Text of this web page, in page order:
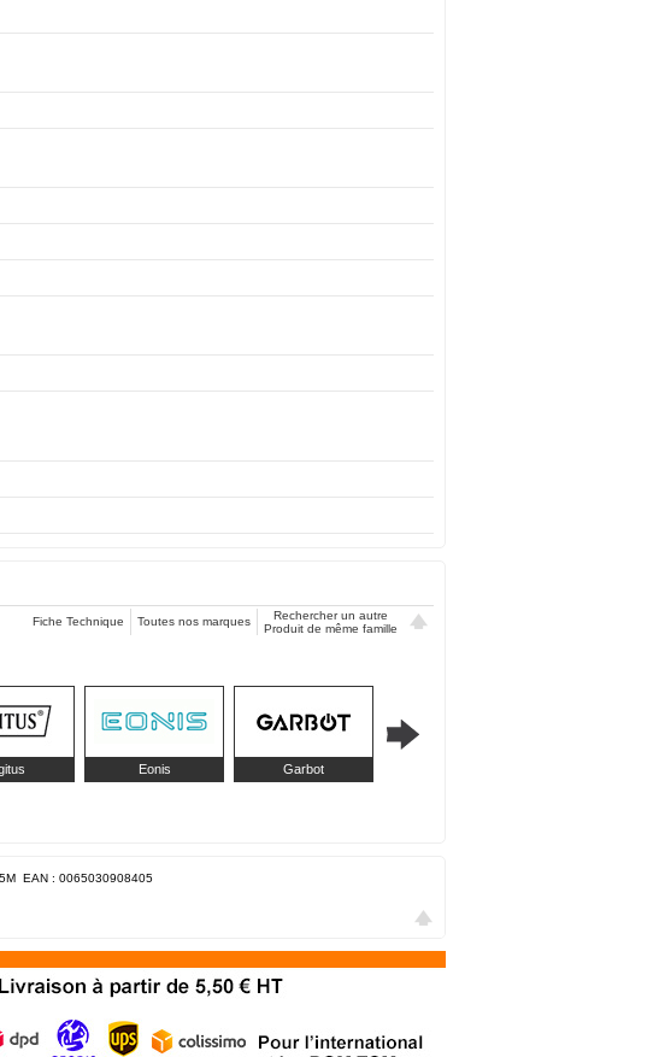
Fiche Technique Toutes nos marques
Rechercher un autre
Produit de même famille
Eonis Garbot
EAN : 0065030908405